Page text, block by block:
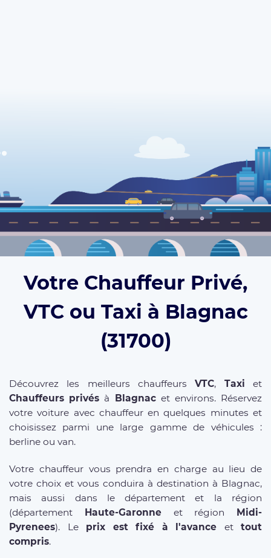
Votre Chauffeur Privé,
VTC ou Taxi à Blagnac
(31700)
Découvrez les meilleurs chauffeursVTC, Taxi et
Chauffeurs privés à Blagnacet environs. Réservez
votre voiture avec chauffeur en quelques minutes et
choisissez parmi une large gamme de véhicules :
berline ou van.
Votre chauffeur vous prendra en charge au lieu de
votre choix et vous conduira à destination à Blagnac,
mais aussi dans le département et la région
(département
Haute-Garonneet région
Midi-
Pyrenees). Le prix est fixé à l'avance et tout
compris.